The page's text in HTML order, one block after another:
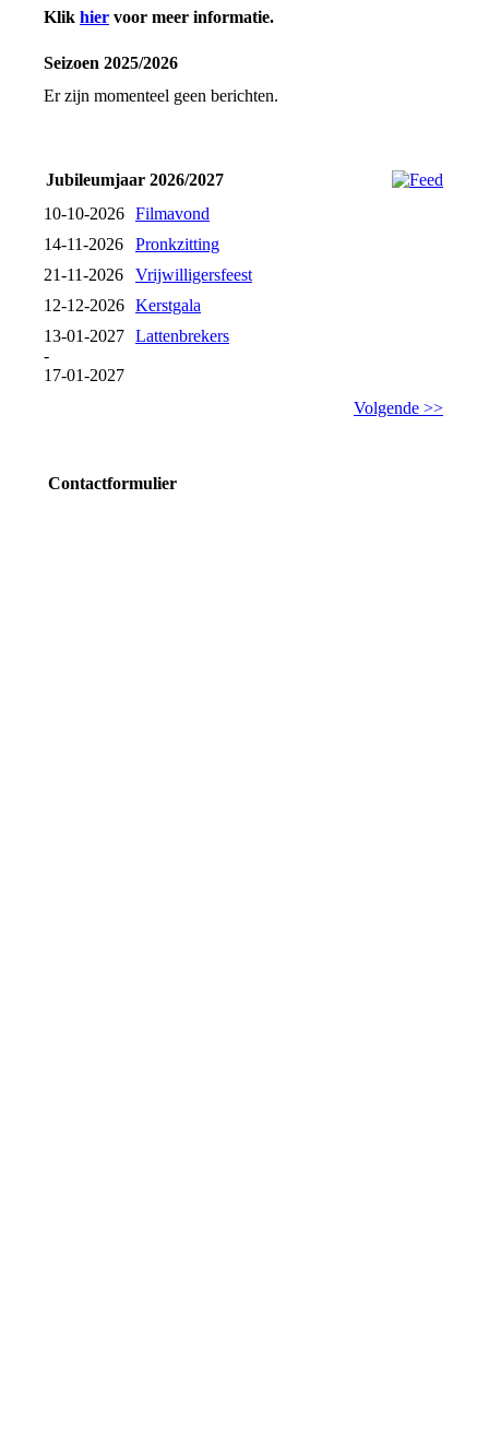
Klik hier voor meer informatie.
Seizoen 2025/2026
Er zijn momenteel geen berichten.
Jubileumjaar 2026/2027
10-10-2026 Filmavond
14-11-2026
Pronkzitting
21-11-2026
Vrijwilligersfeest
12-12-2026 Kerstgala
13-01-2027
-
17-01-2027
Lattenbrekers
Volgende >>
Contactformulier